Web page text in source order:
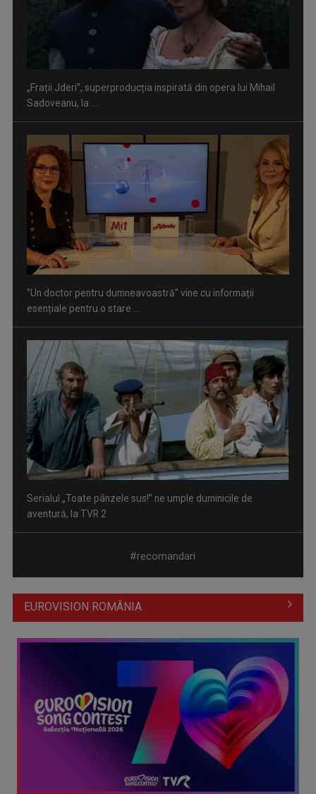
”Un doctor pentru dumneavoastră” vine cu informații
esențiale pentru o stare ...
Serialul „Toate pânzele sus!” ne umple duminicile de
aventură, la TVR 2
Piesa „Un actor grăbit” a Laurei Stoica – prima în topul
preferinţelor ...
Cate Blanchett este „Blue Jasmine” – sâmbătă seară, la TVR
#recomandari
EUROVISION ROMÂNIA